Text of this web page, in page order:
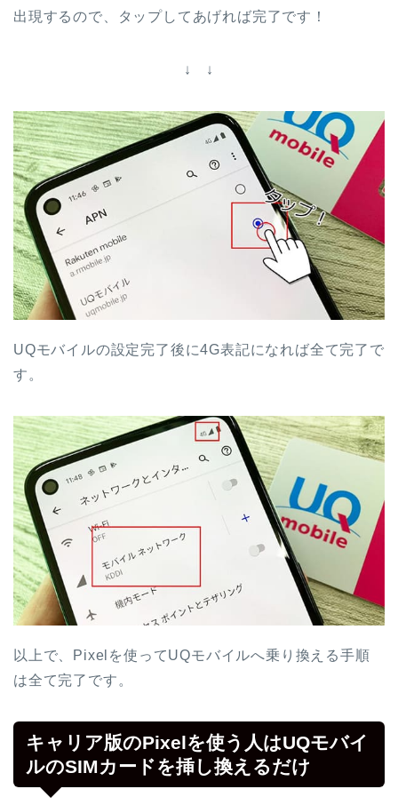
出現するので、タップしてあげれば完了です！
↓ ↓
UQモバイルの設定完了後に4G表記になれば全て完了で
す。
以上で、Pixelを使ってUQモバイルへ乗り換える手順
は全て完了です。
キャリア版のPixelを使う人はUQモバイ
ルのSIMカードを挿し換えるだけ